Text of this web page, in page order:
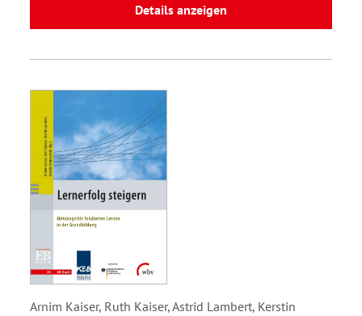
Details anzeigen
Arnim Kaiser, Ruth Kaiser, Astrid Lambert, Kerstin